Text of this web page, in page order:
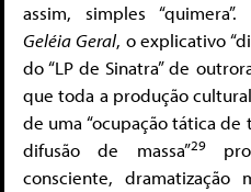
assim, simples
Geléia Geral, o explicativo
do “LP de Sinatra” de
que toda a produção
de uma “ocupação tática de
difusão de massa”29
consciente, dramatização